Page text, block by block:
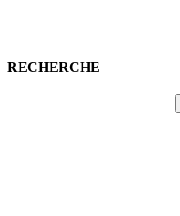
RECHERCHE